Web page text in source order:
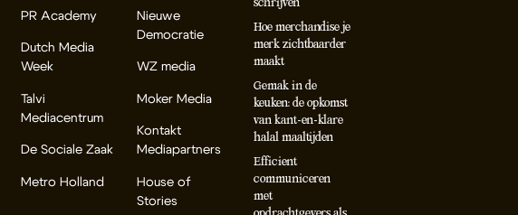
PR Academy
Dutch Media
Week
Talvi
Mediacentrum
De Sociale Zaak
Metro Holland
Nieuwe
Democratie
WZ media
Moker Media
Kontakt
Mediapartners
House of
Stories
schrijven
Hoe merchandise je
merk zichtbaarder
maakt
Gemak in de
keuken: de opkomst
van kant-en-klare
halal maaltijden
Efficient
communiceren
met